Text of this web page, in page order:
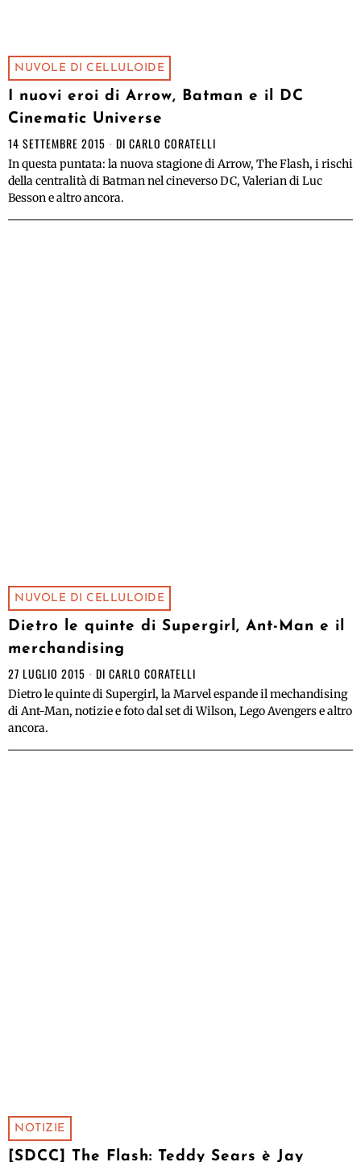
NUVOLE DI CELLULOIDE
I nuovi eroi di Arrow, Batman e il DC
Cinematic Universe
14 SETTEMBRE 2015 DI CARLO CORATELLI
In questa puntata: la nuova stagione di Arrow, The Flash, i rischi
della centralità di Batman nel cineverso DC, Valerian di Luc
Besson e altro ancora.
NUVOLE DI CELLULOIDE
Dietro le quinte di Supergirl, Ant-Man e il
merchandising
27 LUGLIO 2015 DI CARLO CORATELLI
Dietro le quinte di Supergirl, la Marvel espande il mechandising
di Ant-Man, notizie e foto dal set di Wilson, Lego Avengers e altro
ancora.
NOTIZIE
[SDCC] The Flash: Teddy Sears è Jay